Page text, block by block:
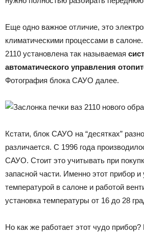
Еще одно важное отличие, это
климатическими процессами в
2110 установлена так называемая
автоматического управления
Фотография блока САУО далее.
Кстати, блок САУО на “десятках”
различается. С 1996 года
САУО. Стоит это учитывать при
запасной части. Именно этот прибор и
температурой в салоне и работой
установка температуры от 16 до 28
Но как же работает этот чудо